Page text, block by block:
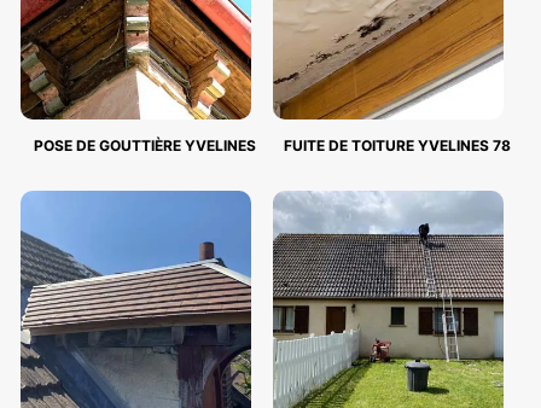
POSE DE GOUTTIÈRE YVELINES FUITE DE TOITURE YVELINES 78